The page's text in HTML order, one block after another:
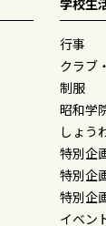
学校生
行事
クラブ
制服
昭和学
しょう
特別企
特別企
特別企
イベン